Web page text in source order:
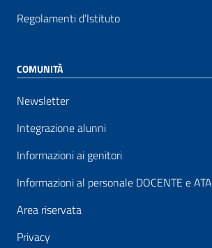
Regolamenti d’Istituto
COMUNITÀ
Newsletter
Integrazione alunni
Informazioni ai genitori
Informazioni al personale DOCENTE e ATA
Area riservata
Privacy